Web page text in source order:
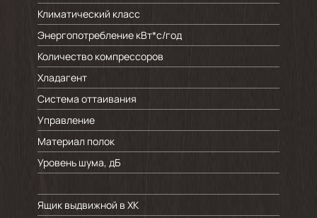
Климатический класс
Энергопотребление кВт*с/год
Количество компрессоров
Хладагент
Система оттаивания
Управление
Материал полок
Уровень шума, дБ
Ящик выдвижной в ХК